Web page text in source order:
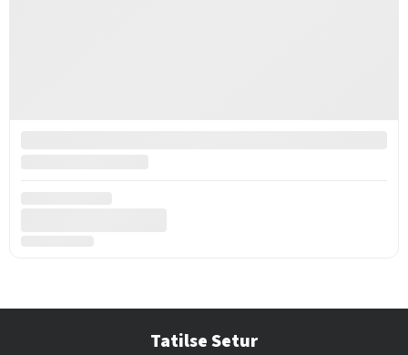
Tatilse Setur